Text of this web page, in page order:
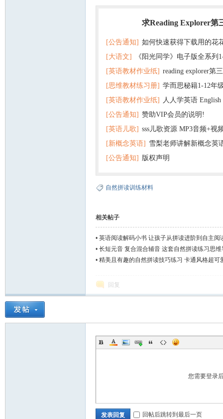
求Reading Explorer第
[公告通知] 如何快速获得下载用的花
[大语文]
《阳光同学》电子版全系列
+英语
[英语教材作业纸] reading explorer第
+音频 百度云网盘下载
[思维教材练习册] 学而思秘籍1-12年
子版PDF全册 百度网盘
[英语教材作业纸] 人人学英语
版pdf 百度网盘下载
[公告通知] 赞助VIP会员的说明!
[英语儿歌] sss儿歌资源 MP3音频+视
百度云网盘下载
[新概念英语] 雪梨老师讲解新概念英
[公告通知] 版权声明
自然拼读训练材料
相关帖子
• 英语阅读解码小书 让孩子从拼读进阶到自主阅
• 长短元音 复合混合辅音 这套自然拼读练习思维
• 精美且有趣的自然拼读技巧练习 卡通风格超可
回复
您需要登录
发表回复 回帖后跳转到最后一页